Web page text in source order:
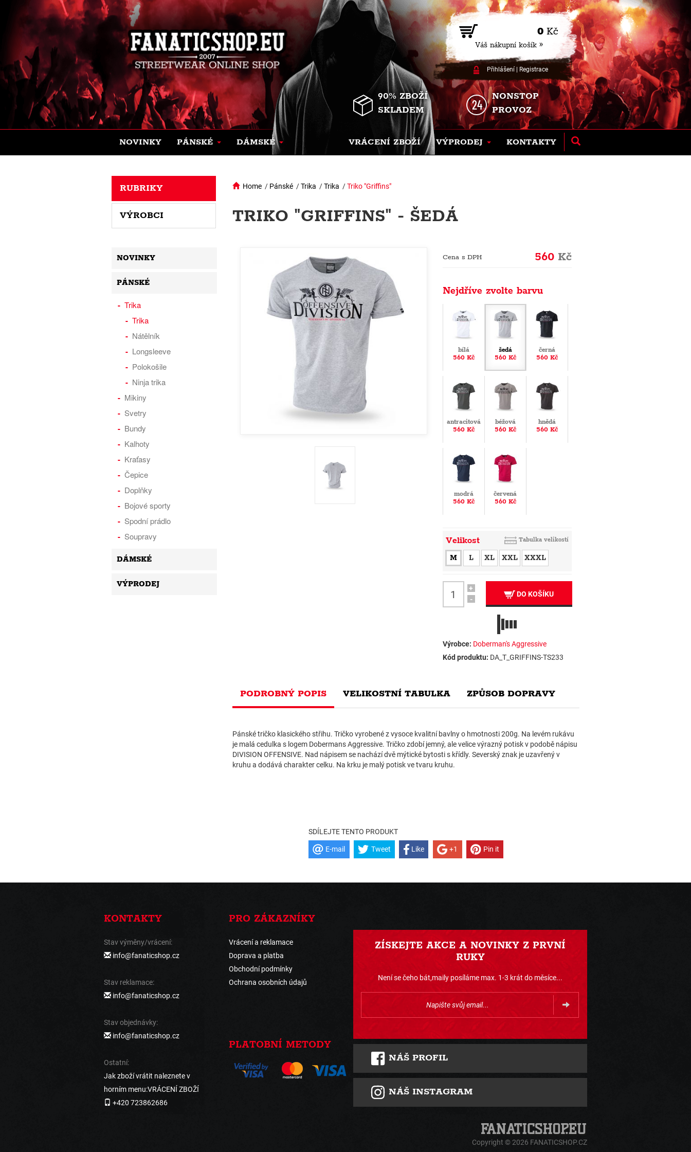
0 Kč
Váš nákupní košík »
Přihlášení| Registrace
90% ZBOŽÍ
SKLADEM
NONSTOP
PROVOZ
NOVINKY PÁNSKÉ DÁMSKÉ VRÁCENÍ ZBOŽÍ VÝPRODEJ KONTAKTY
Home / Pánské /Trika /Trika /Triko "Griffins"
TRIKO "GRIFFINS" - ŠEDÁ
Cena s DPH 560 Kč
Nejdříve zvolte barvu
bílá
560 Kč
šedá
560 Kč
černá
560 Kč
antracitová
560 Kč
béžová
560 Kč
hnědá
560 Kč
modrá
560 Kč
červená
560 Kč
Velikost Tabulka velikostí
M L XL XXL XXXL
+
-
DO KOŠÍKU
Výrobce: Doberman's Aggressive
Kód produktu: DA_T_GRIFFINS-TS233
PODROBNÝ POPIS VELIKOSTNÍ TABULKA ZPŮSOB DOPRAVY
Pánské tričko klasického střihu. Tričko vyrobené z vysoce kvalitní bavlny o hmotnosti 200g. Na levém rukávu
je malá cedulka s logem Dobermans Aggressive. Tričko zdobí jemný, ale velice výrazný potisk v podobě nápisu
DIVISION OFFENSIVE. Nad nápisem se nachází dvě mýtické bytosti s křídly. Severský znak je uzavřený v
kruhu a dodává charakter celku. Na krku je malý potisk ve tvaru kruhu.
SDÍLEJTE TENTO PRODUKT
E-mail Tweet Like +1 Pin it
RUBRIKY
VÝROBCI
NOVINKY
PÁNSKÉ
Trika
Trika
Nátělník
Longsleeve
Polokošile
Ninja trika
Mikiny
Svetry
Bundy
Kalhoty
Kraťasy
Čepice
Doplňky
Bojové sporty
Spodní prádlo
Soupravy
DÁMSKÉ
VÝPRODEJ
KONTAKTY
Stav výměny/vrácení:
info@fanaticshop.cz
Stav reklamace:
info@fanaticshop.cz
Stav objednávky:
info@fanaticshop.cz
Ostatní:
Jak zboží vrátit naleznete v
horním menu:VRÁCENÍ ZBOŽÍ
+420 723862686
PRO ZÁKAZNÍKY
Vrácení a reklamace
Doprava a platba
Obchodní podmínky
Ochrana osobních údajů
PLATOBNÍ METODY
ZÍSKEJTE AKCE A NOVINKY Z PRVNÍ
RUKY
Není se čeho bát,maily posíláme max. 1-3 krát do měsíce...
NÁŠ PROFIL
NÁŠ INSTAGRAM
Copyright © 2026 FANATICSHOP.CZ